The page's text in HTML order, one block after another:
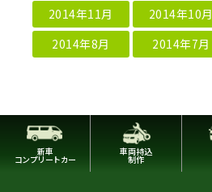
2014年11月
2014年10月
2014年8月
2014年7月
新車
コンプリートカー
車両持込
制作